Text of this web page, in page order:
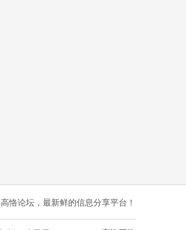
高恪论坛，最新鲜的信息分享平台！